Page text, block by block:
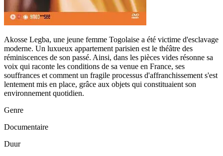
Akosse Legba, une jeune femme Togolaise a été victime d'esclavage
moderne. Un luxueux appartement parisien est le théâtre des
réminiscences de son passé. Ainsi, dans les pièces vides résonne sa
voix qui raconte les conditions de sa venue en France, ses
souffrances et comment un fragile processus d'affranchissement s'est
lentement mis en place, grâce aux objets qui constituaient son
environnement quotidien.
Genre
Documentaire
Duur